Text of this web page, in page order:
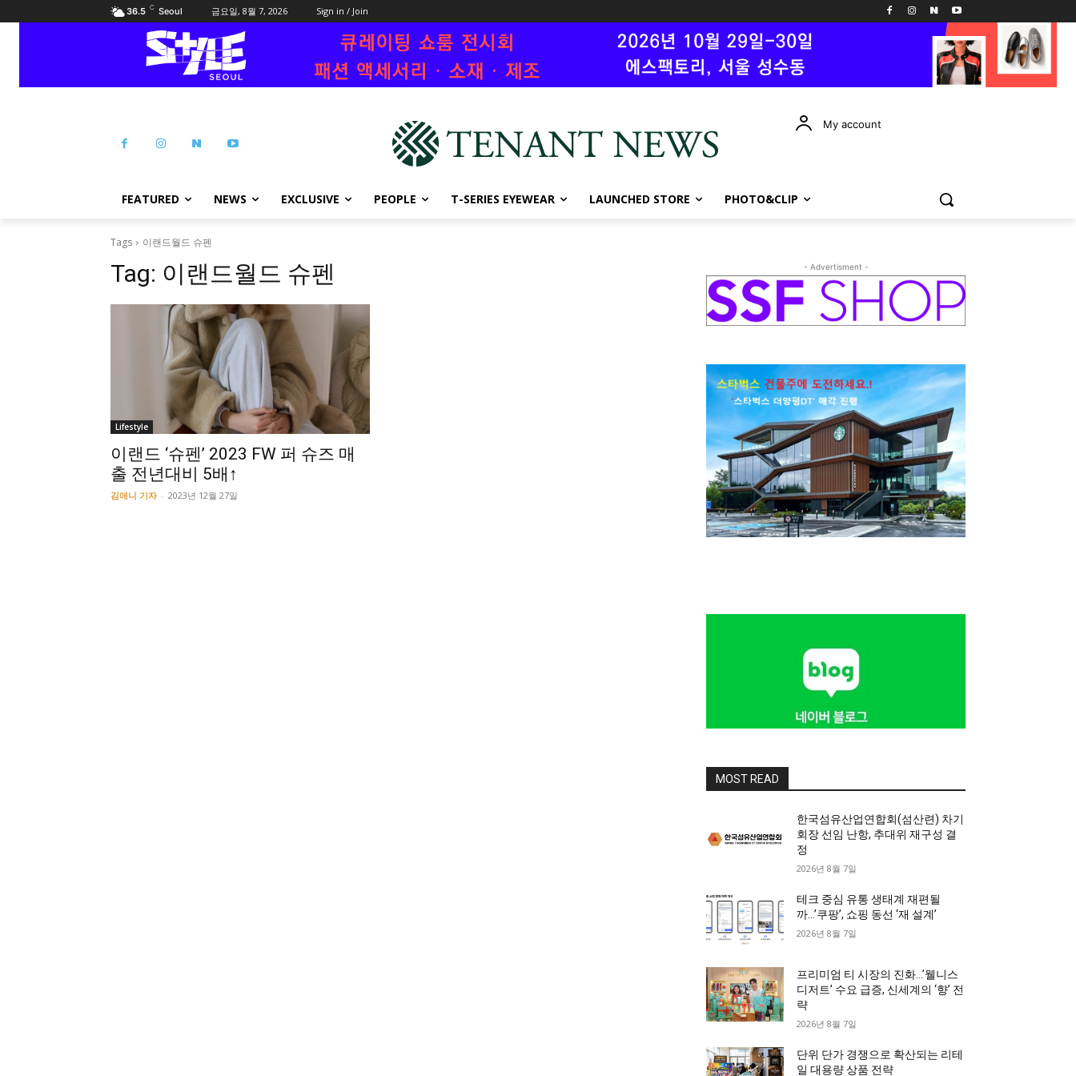
36.5 C Seoul 금요일, 8월 7, 2026 Sign in / Join
My account
FEATURED NEWS EXCLUSIVE PEOPLE T-SERIES EYEWEAR LAUNCHED STORE PHOTO&CLIP
Tags 이랜드월드 슈펜
Tag: 이랜드월드 슈펜
Lifestyle
이랜드 ‘슈펜’ 2023 FW 퍼 슈즈 매
출 전년대비 5배↑
김애니 기자 - 2023년 12월 27일
- Advertisment -
MOST READ
한국섬유산업연합회(섬산련) 차기
회장 선임 난항, 추대위 재구성 결
정
2026년 8월 7일
테크 중심 유통 생태계 재편될
까…’쿠팡’, 쇼핑 동선 ‘재 설계’
2026년 8월 7일
프리미엄 티 시장의 진화…’웰니스
디저트’ 수요 급증, 신세계의 ‘향’ 전
략
2026년 8월 7일
단위 단가 경쟁으로 확산되는 리테
일 대용량 상품 전략